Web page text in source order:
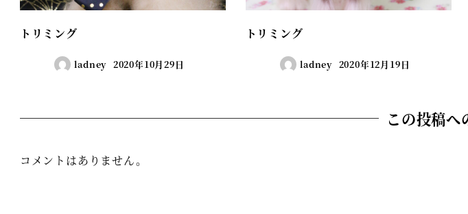
トリミング
ladney 2020年10月29日
トリミング
ladney 2020年12月19日
この投稿へ
コメントはありません。